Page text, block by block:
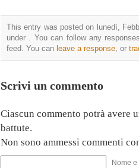
This entry was posted on lunedì,
under . You can follow any
feed. You can leave a response, or
Scrivi un commento
Ciascun commento potrà avere
battute.
Non sono ammessi commenti
Nome